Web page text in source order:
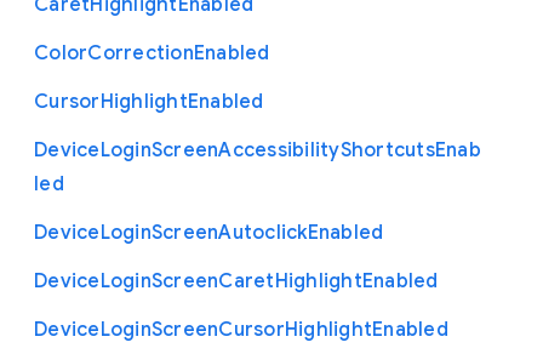
CaretHighlightEnabled
ColorCorrectionEnabled
CursorHighlightEnabled
DeviceLoginScreenAccessibilityShortcutsEnab
led
DeviceLoginScreenAutoclickEnabled
DeviceLoginScreenCaretHighlightEnabled
DeviceLoginScreenCursorHighlightEnabled